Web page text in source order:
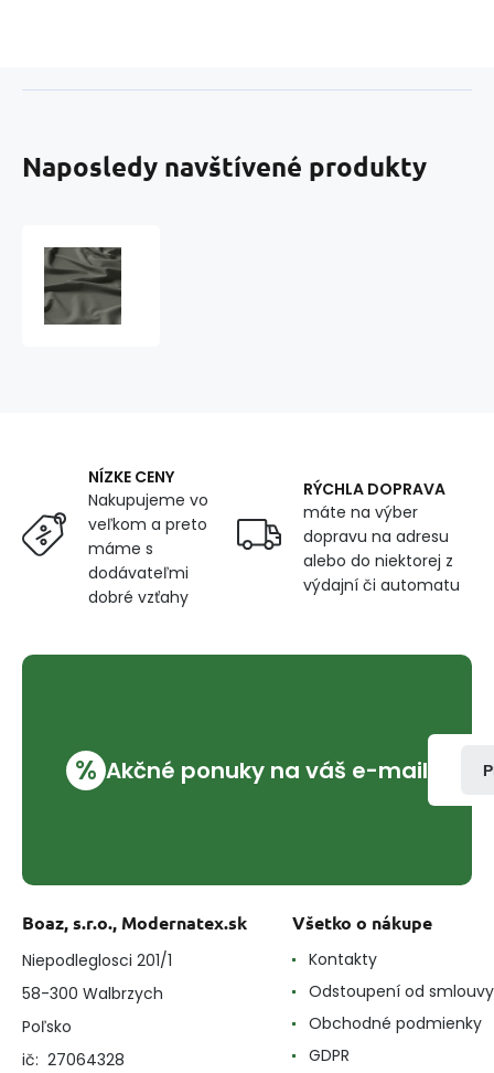
Naposledy navštívené produkty
NÍZKE CENY
Nakupujeme vo
veľkom a preto
máme s
dodávateľmi
dobré vzťahy
RÝCHLA DOPRAVA
máte na výber
dopravu na adresu
alebo do niektorej z
výdajní či automatu
% Akčné ponuky na váš e-mail
Boaz, s.r.o., Modernatex.sk
Niepodleglosci 201/1
58-300 Walbrzych
Poľsko
ič: 27064328
Všetko o nákupe
Kontakty
Odstoupení od smlouvy
Obchodné podmienky
GDPR